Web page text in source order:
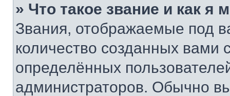
» Что такое звание и как я
Звания, отображаемые под
количество созданных
определённых
администраторов. Обычно